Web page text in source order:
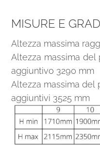
MISURE E
Altezza massima
Altezza massima
aggiuntivo 3290 mm
Altezza massima del
aggiuntivi 3525 mm